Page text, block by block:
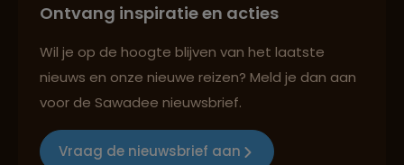
Groepsreizen mét indivuele vrijheid
Ontvang inspiratie en acties
Wil je op de hoogte blijven van het laatste
nieuws en onze nieuwe reizen? Meld je dan aan
voor de Sawadee nieuwsbrief.
Vraag de nieuwsbrief aan